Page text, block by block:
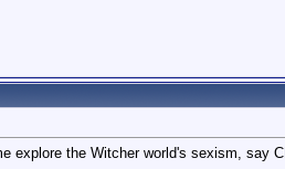
explore the Witcher world's sexism, say